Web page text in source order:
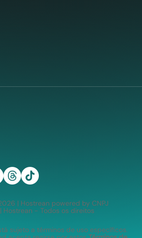
| Hostrean powered by CNPJ
Hostrean - Todos os direitos
sujeto a términos de uso específicos.